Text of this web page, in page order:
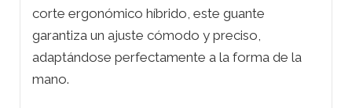
corte ergonómico híbrido, este guante
garantiza un ajuste cómodo y preciso,
adaptándose perfectamente a la forma de la
mano.